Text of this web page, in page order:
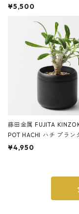
サンドカラー 石調
¥5,500
藤田金属 FUJITA
POT HACHI ハチ プラン
ト 3号 ブラック
¥4,950